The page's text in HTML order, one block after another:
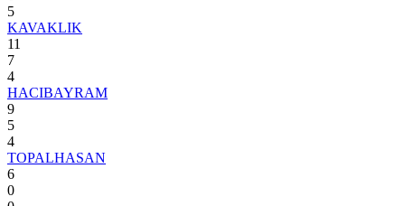
5
KAVAKLIK
11
7
4
HACIBAYRAM
9
5
4
TOPALHASAN
6
0